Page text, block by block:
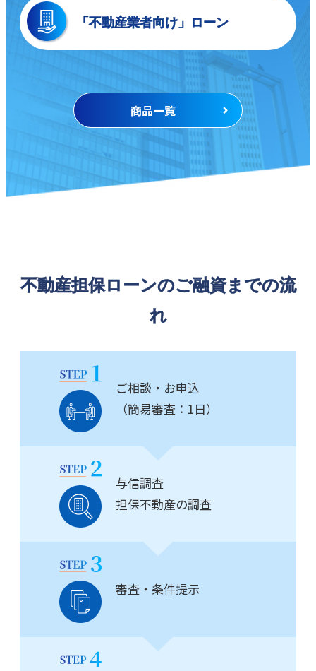
「不動産業者向け」 ローン
商品一覧
不動産担保ローンのご融資までの流
れ
ご相談・お申込
（簡易審査：1日）
与信調査
担保不動産の調査
審査・条件提示